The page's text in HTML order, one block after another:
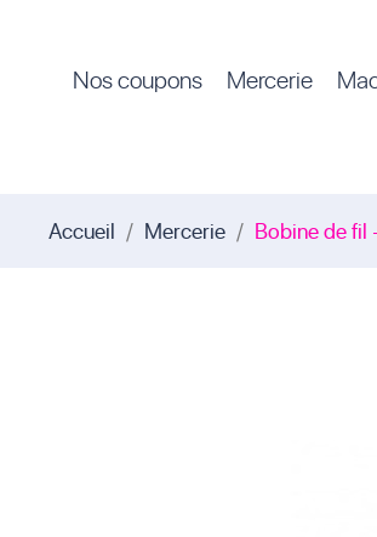
Nos coupons Mercerie
Accueil Mercerie Bobine de